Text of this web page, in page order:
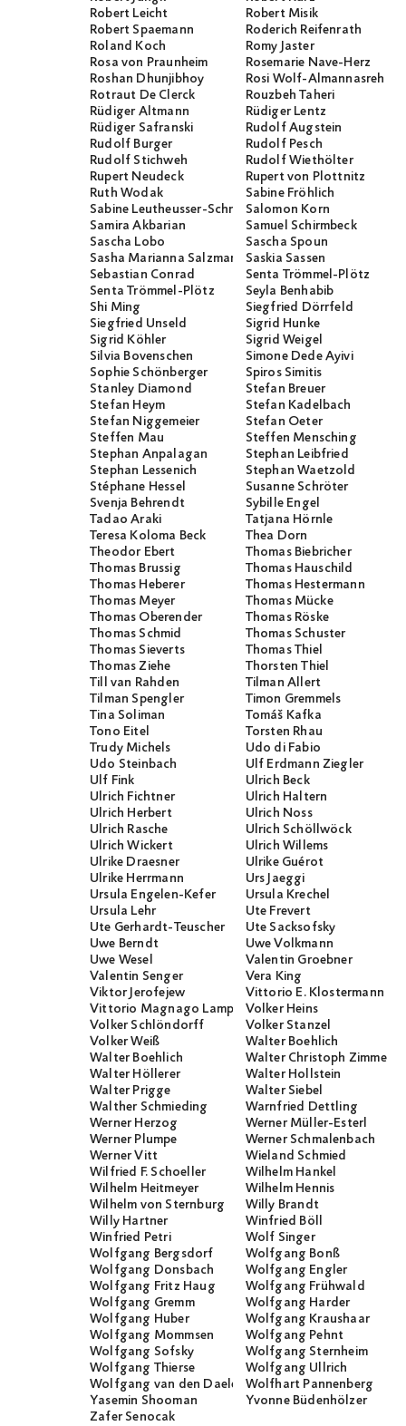
Robert Leicht
Robert Misik
Robert Spaemann
Roderich Reifenrath
Roland Koch
Romy Jaster
Rosa von Praunheim
Rosemarie Nave-Herz
Roshan Dhunjibhoy
Rosi Wolf-Almannasreh
Rotraut De Clerck
Rouzbeh Taheri
Rüdiger Altmann
Rüdiger Lentz
Rüdiger Safranski
Rudolf Augstein
Rudolf Burger
Rudolf Pesch
Rudolf Stichweh
Rudolf Wiethölter
Rupert Neudeck
Rupert von Plottnitz
Ruth Wodak
Sabine Fröhlich
Sabine Leutheusser-Schnarrenberger
Salomon Korn
Samira Akbarian
Samuel Schirmbeck
Sascha Lobo
Sascha Spoun
Sasha Marianna Salzmann Saskia Sassen
Sebastian Conrad
Senta Trömmel-Plötz
Senta Trömmel-Plötz
Seyla Benhabib
Shi Ming
Siegfried Dörrfeld
Siegfried Unseld
Sigrid Hunke
Sigrid Köhler
Sigrid Weigel
Silvia Bovenschen
Simone Dede Ayivi
Sophie Schönberger
Spiros Simitis
Stanley Diamond
Stefan Breuer
Stefan Heym
Stefan Kadelbach
Stefan Niggemeier
Stefan Oeter
Steffen Mau
Steffen Mensching
Stephan Anpalagan
Stephan Leibfried
Stephan Lessenich
Stephan Waetzold
Stéphane Hessel
Susanne Schröter
Svenja Behrendt
Sybille Engel
Tadao Araki
Tatjana Hörnle
Teresa Koloma Beck
Thea Dorn
Theodor Ebert
Thomas Biebricher
Thomas Brussig
Thomas Hauschild
Thomas Heberer
Thomas Hestermann
Thomas Meyer
Thomas Mücke
Thomas Oberender
Thomas Röske
Thomas Schmid
Thomas Schuster
Thomas Sieverts
Thomas Thiel
Thomas Ziehe
Thorsten Thiel
Till van Rahden
Tilman Allert
Tilman Spengler
Timon Gremmels
Tina Soliman
Tomáš Kafka
Tono Eitel
Torsten Rhau
Trudy Michels
Udo di Fabio
Udo Steinbach
Ulf Erdmann Ziegler
Ulf Fink
Ulrich Beck
Ulrich Fichtner
Ulrich Haltern
Ulrich Herbert
Ulrich Noss
Ulrich Rasche
Ulrich Schöllwöck
Ulrich Wickert
Ulrich Willems
Ulrike Draesner
Ulrike Guérot
Ulrike Herrmann
Urs Jaeggi
Ursula Engelen-Kefer
Ursula Krechel
Ursula Lehr
Ute Frevert
Ute Gerhardt-Teuscher
Ute Sacksofsky
Uwe Berndt
Uwe Volkmann
Uwe Wesel
Valentin Groebner
Valentin Senger
Vera King
Viktor Jerofejew
Vittorio E. Klostermann
Vittorio Magnago LampugnaniVolker Heins
Volker Schlöndorff
Volker Stanzel
Volker Weiß
Walter Boehlich
Walter Boehlich
Walter Christoph Zimmerli
Walter Höllerer
Walter Hollstein
Walter Prigge
Walter Siebel
Walther Schmieding
Warnfried Dettling
Werner Herzog
Werner Müller-Esterl
Werner Plumpe
Werner Schmalenbach
Werner Vitt
Wieland Schmied
Wilfried F. Schoeller
Wilhelm Hankel
Wilhelm Heitmeyer
Wilhelm Hennis
Wilhelm von Sternburg
Willy Brandt
Willy Hartner
Winfried Böll
Winfried Petri
Wolf Singer
Wolfgang Bergsdorf
Wolfgang Bonß
Wolfgang Donsbach
Wolfgang Engler
Wolfgang Fritz Haug
Wolfgang Frühwald
Wolfgang Gremm
Wolfgang Harder
Wolfgang Huber
Wolfgang Kraushaar
Wolfgang Mommsen
Wolfgang Pehnt
Wolfgang Sofsky
Wolfgang Sternheim
Wolfgang Thierse
Wolfgang Ullrich
Wolfgang van den Daele
Wolfhart Pannenberg
Yasemin Shooman
Yvonne Büdenhölzer
Zafer Senocak